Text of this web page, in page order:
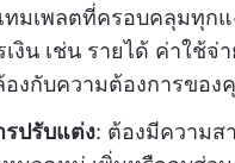
ทมเพลตที่ครอบคลุมทุก
งิน เช่น รายได้ ค่าใช้
องกับความต้องการของ
รปรับแต่ง: ต้องมีความส